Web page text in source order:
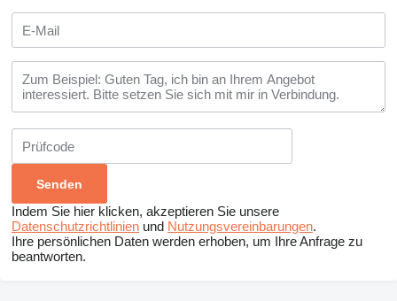
Indem Sie hier klicken, akzeptieren Sie unsere
Datenschutzrichtlinien und Nutzungsvereinbarungen.
Ihre persönlichen Daten werden erhoben, um Ihre Anfrage zu
beantworten.